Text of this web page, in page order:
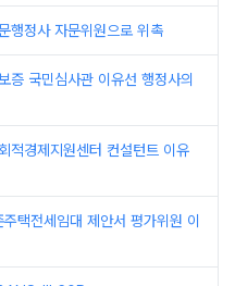
행정사 자문위원으로 위촉
국민심사관 이유선 행정사의
적경제지원센터 컨설턴트 이유
택전세임대 제안서 평가위원 이